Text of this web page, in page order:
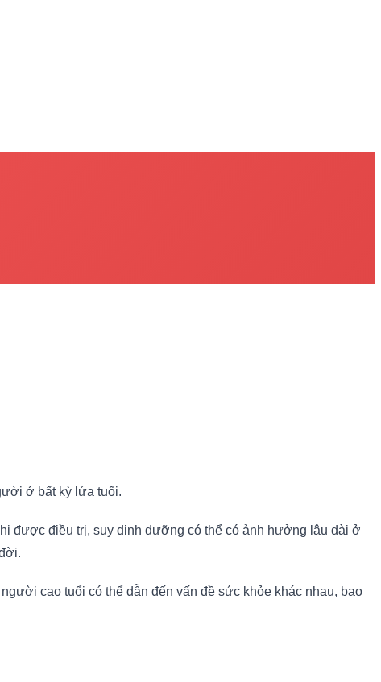
ở bất kỳ lứa tuổi.
được điều trị, suy dinh dưỡng có thể có ảnh hưởng lâu dài ở
cao tuổi có thể dẫn đến vấn đề sức khỏe khác nhau, bao